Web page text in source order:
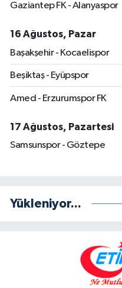
Gaziantep FK - Alanyaspor
16 Ağustos, Pazar
Başakşehir - Kocaelispor
Beşiktaş - Eyüpspor
Amed - Erzurumspor FK
17 Ağustos, Pazartesi
Samsunspor - Göztepe
Yükleniyor...